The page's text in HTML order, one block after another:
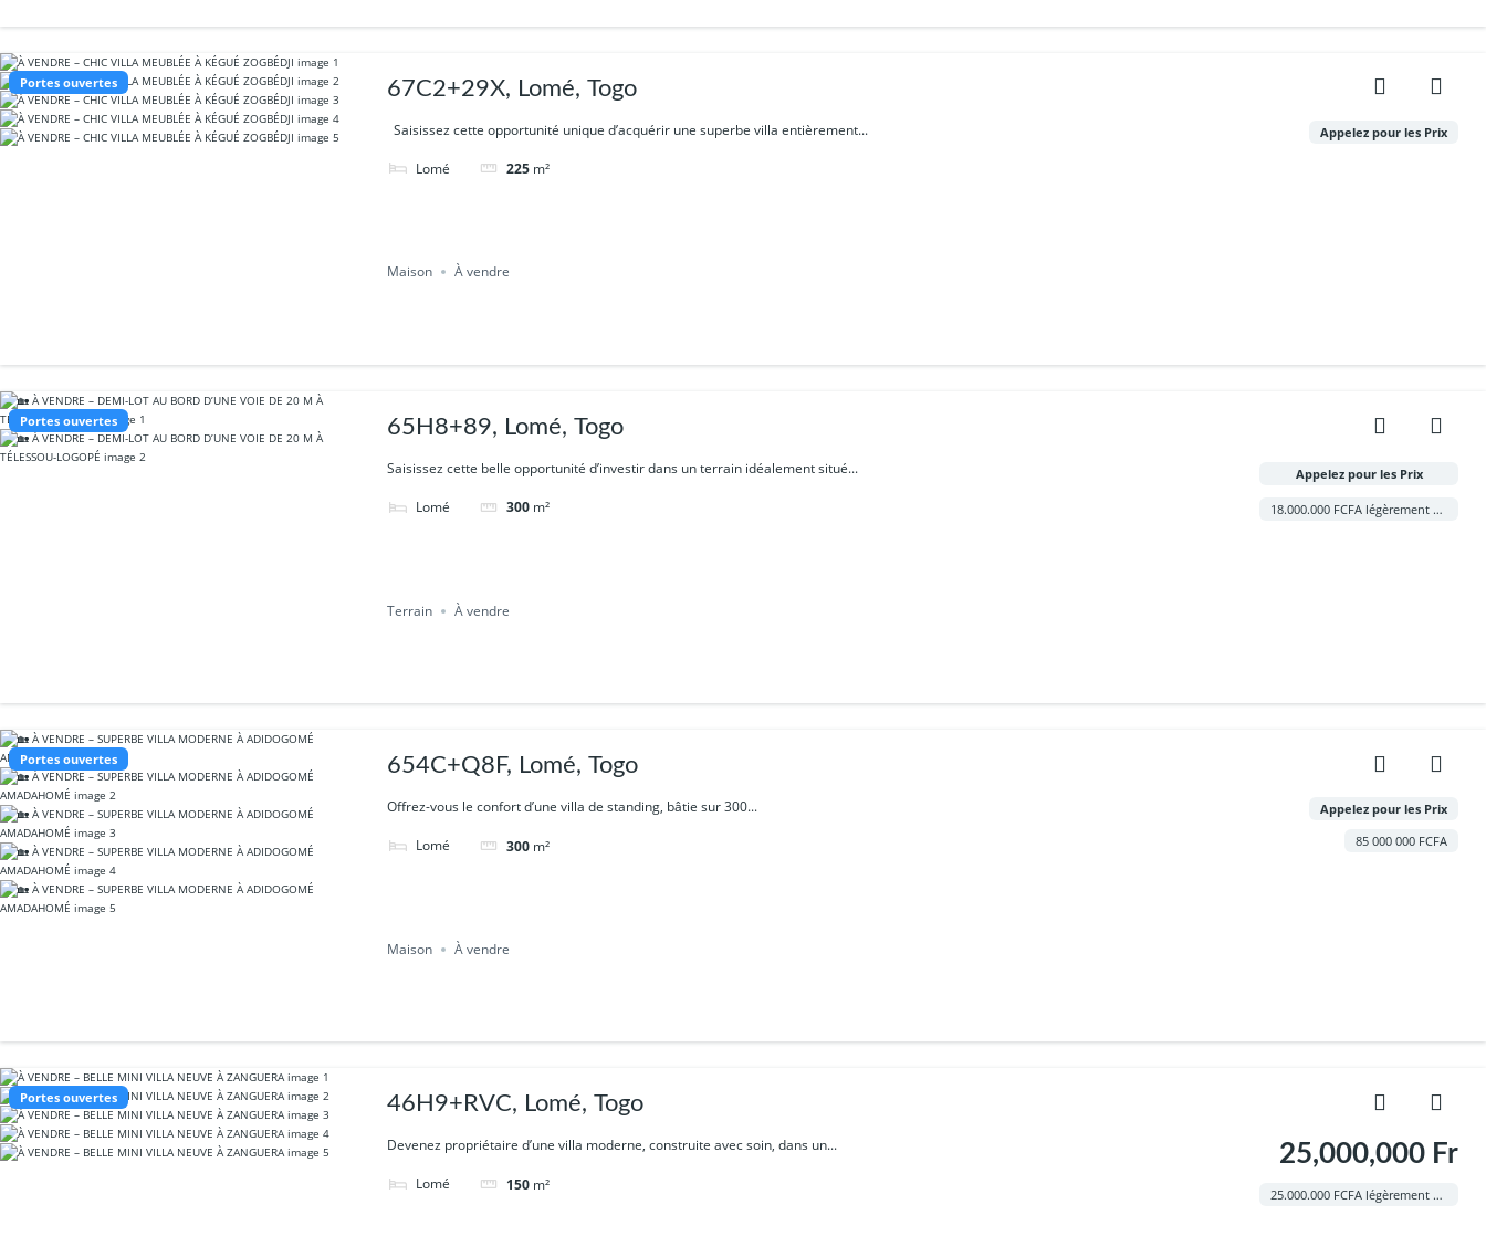
Portes ouvertes 67C2+29X, Lomé, Togo
Saisissez cette opportunité unique d’acquérir une superbe villa entièrement...
Lomé 225 m²
Appelez pour les Prix
Maison À vendre
Portes ouvertes 65H8+89, Lomé, Togo
Saisissez cette belle opportunité d’investir dans un terrain idéalement situé...
Lomé 300 m²
Appelez pour les Prix
18.000.000 FCFA légèrement négociable
Terrain À vendre
Portes ouvertes 654C+Q8F, Lomé, Togo
Offrez-vous le confort d’une villa de standing, bâtie sur 300...
Lomé 300 m²
Appelez pour les Prix
85 000 000 FCFA
Maison À vendre
Portes ouvertes 46H9+RVC, Lomé, Togo
Devenez propriétaire d’une villa moderne, construite avec soin, dans un...
Lomé 150 m²
25,000,000 Fr
25.000.000 FCFA légèrement négociable